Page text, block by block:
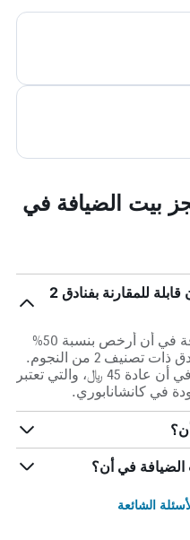
بيت الضيافة في
هل الأسعار في بيت الضيافة في أن قابلة للمقارنة بفنادق 2
متوسط سعر الليلة في بيت الضيافة في أن أرخص بنسبة 50%
عن الوسطي في كانشانابوري لفنادق ذات تصنيف 2 من النجوم.
يكون سعر الليلة في بيت الضيافة في أن عادة 45 ﷼، والتي تعتبر
في كانشانابوري.
في أن؟
الشائعة